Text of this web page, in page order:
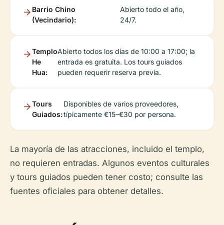
Barrio Chino
(Vecindario):
Abierto todo el año,
24/7.
Templo
He
Hua:
Abierto todos los días de 10:00 a 17:00; la
entrada es gratuita. Los tours guiados
pueden requerir reserva previa.
Tours
Guiados:
Disponibles de varios proveedores,
típicamente €15–€30 por persona.
La mayoría de las atracciones, incluido el templo,
no requieren entradas. Algunos eventos culturales
y tours guiados pueden tener costo; consulte las
fuentes oficiales para obtener detalles.